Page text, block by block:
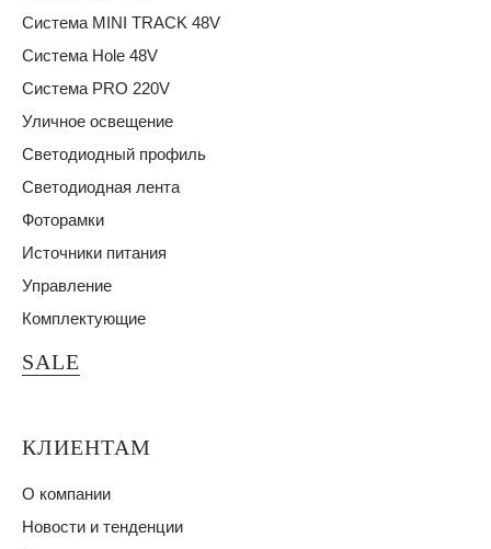
Система MINI TRACK 48V
Система Hole 48V
Система PRO 220V
Уличное освещение
Светодиодный профиль
Светодиодная лента
Фоторамки
Источники питания
Управление
Комплектующие
SALE
КЛИЕНТАМ
О компании
Новости и тенденции